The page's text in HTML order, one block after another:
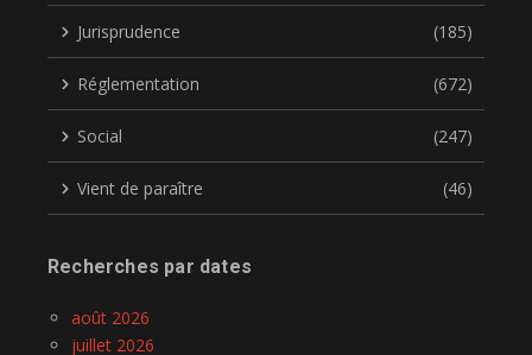
Jurisprudence (185)
Réglementation (672)
Social (247)
Vient de paraître (46)
Recherches par dates
août 2026
juillet 2026